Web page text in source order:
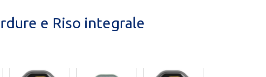
e Riso integrale